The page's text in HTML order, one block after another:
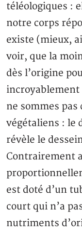
téléologiques :
notre corps
existe (mieux,
voir, que la
dès l’origine
incroyablement
ne sommes
végétaliens : le
révèle le
Contrairement
est doté d’un
court qui n’a
nutriments